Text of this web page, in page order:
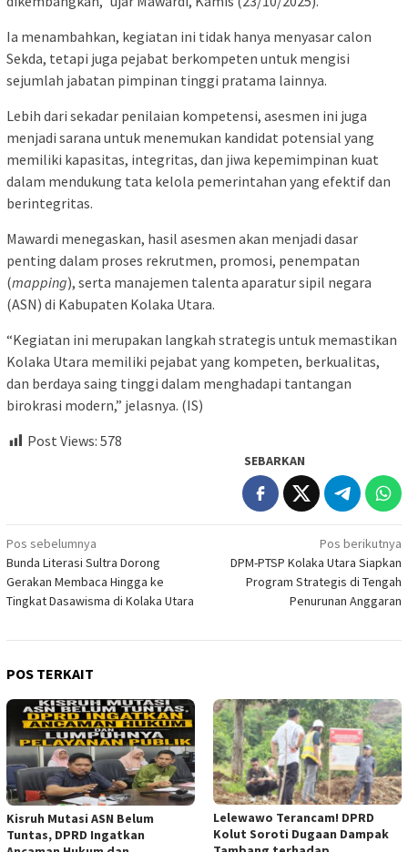
Ia menambahkan, kegiatan ini tidak hanya menyasar calon
Sekda, tetapi juga pejabat berkompeten untuk mengisi
sejumlah jabatan pimpinan tinggi pratama lainnya.
Lebih dari sekadar penilaian kompetensi, asesmen ini juga
menjadi sarana untuk menemukan kandidat potensial yang
memiliki kapasitas, integritas, dan jiwa kepemimpinan kuat
dalam mendukung tata kelola pemerintahan yang efektif dan
berintegritas.
Mawardi menegaskan, hasil asesmen akan menjadi dasar
penting dalam proses rekrutmen, promosi, penempatan
(mapping), serta manajemen talenta aparatur sipil negara
(ASN) di Kabupaten Kolaka Utara.
“Kegiatan ini merupakan langkah strategis untuk memastikan
Kolaka Utara memiliki pejabat yang kompeten, berkualitas,
dan berdaya saing tinggi dalam menghadapi tantangan
birokrasi modern,” jelasnya. (IS)
Post Views: 578
SEBARKAN
Navigasi
pos
Pos sebelumnya
Bunda Literasi Sultra Dorong
Gerakan Membaca Hingga ke
Tingkat Dasawisma di Kolaka Utara
Pos berikutnya
DPM-PTSP Kolaka Utara Siapkan
Program Strategis di Tengah
Penurunan Anggaran
POS TERKAIT
Kisruh Mutasi ASN Belum
Tuntas, DPRD Ingatkan
Lelewawo Terancam! DPRD
Kolut Soroti Dugaan Dampak